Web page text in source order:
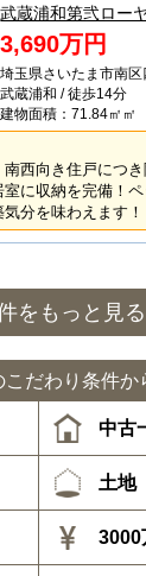
武蔵浦和第弐ロー
3,690万円
埼玉県さいたま市南区
武蔵浦和 / 徒歩14分
建物面積：71.84㎡㎡
西向き住戸につき
に収納を完備！
分を味わえます！
をもっと見る
だわり条件か
中古
土地
3000